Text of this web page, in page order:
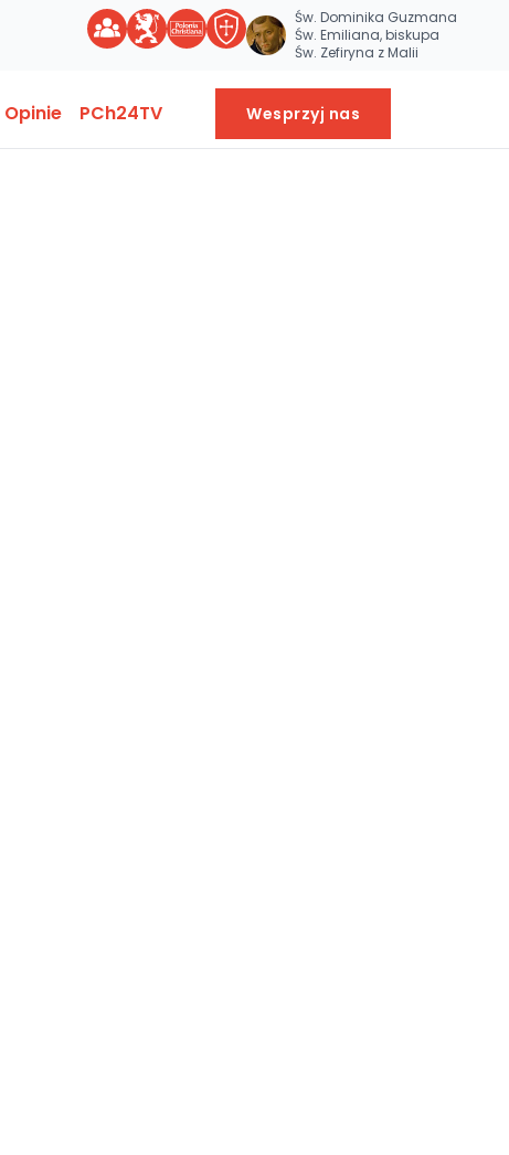
Św. Dominika Guzmana
Św. Emiliana, biskupa
Św. Zefiryna z Malii
Opinie PCh24TV Wesprzyj nas